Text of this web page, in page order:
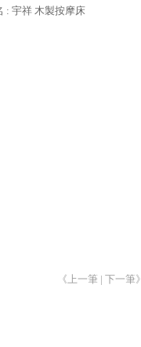
: 宇祥 木製按摩床
《上一筆 | 下一筆》